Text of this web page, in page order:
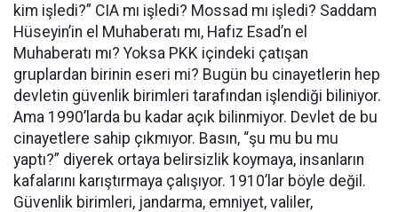
kim işledi?” CIA mı işledi? Mossad mı işledi? Saddam
Hüseyin’in el Muhaberatı mı, Hafız Esad’n el
Muhaberatı mı? Yoksa PKK içindeki çatışan
gruplardan birinin eseri mi? Bugün bu cinayetlerin hep
devletin güvenlik birimleri tarafından işlendiği biliniyor.
Ama 1990’larda bu kadar açık bilinmiyor. Devlet de bu
cinayetlere sahip çıkmıyor. Basın, “şu mu bu mu
yaptı?” diyerek ortaya belirsizlik koymaya, insanların
kafalarını karıştırmaya çalışıyor. 1910’lar böyle değil.
Güvenlik birimleri, jandarma, emniyet, valiler,